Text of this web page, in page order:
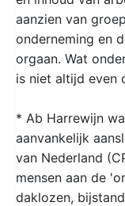
aanzien van
onderneming en
orgaan. Wat
is niet altijd even
* Ab Harrewijn
aanvankelijk
van Nederland
mensen aan de
daklozen,